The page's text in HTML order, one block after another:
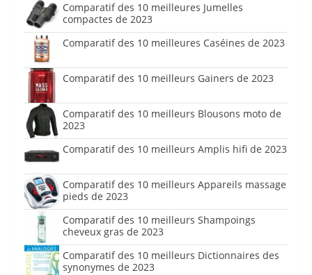
Comparatif des 10 meilleures Jumelles
compactes de 2023
Comparatif des 10 meilleures Caséines de 2023
Comparatif des 10 meilleurs Gainers de 2023
Comparatif des 10 meilleurs Blousons moto de
2023
Comparatif des 10 meilleurs Amplis hifi de 2023
Comparatif des 10 meilleurs Appareils massage
pieds de 2023
Comparatif des 10 meilleurs Shampoings
cheveux gras de 2023
Comparatif des 10 meilleurs Dictionnaires des
synonymes de 2023